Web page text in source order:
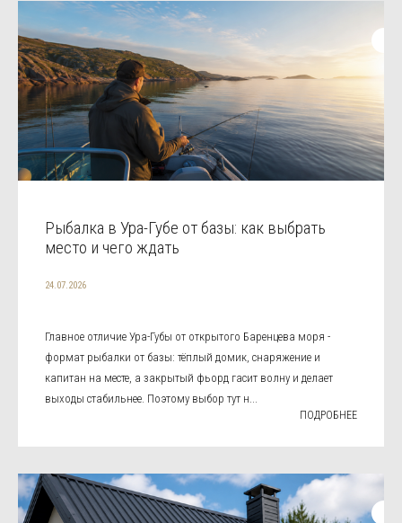
Рыбалка в Ура-Губе от базы: как выбрать
место и чего ждать
24.07.2026
Главное отличие Ура-Губы от открытого Баренцева моря -
формат рыбалки от базы: тёплый домик, снаряжение и
капитан на месте, а закрытый фьорд гасит волну и делает
выходы стабильнее. Поэтому выбор тут н...
ПОДРОБНЕЕ